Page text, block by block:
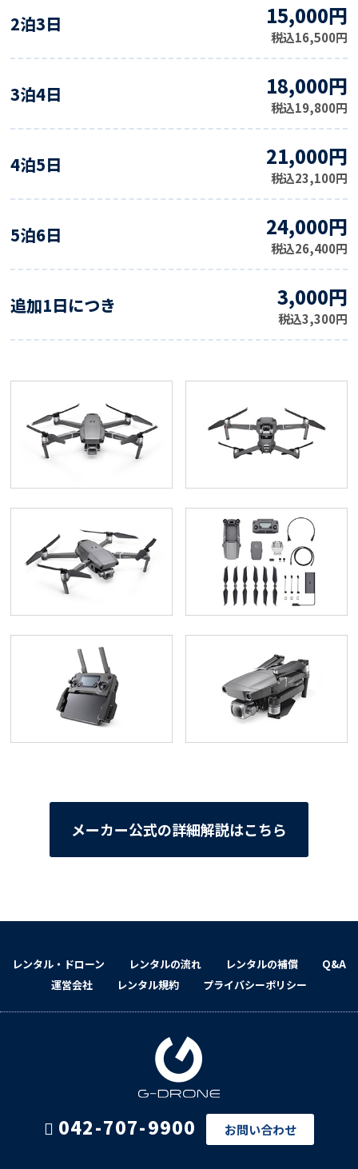
2泊3日 15,000円
税込16,500円
3泊4日 18,000円
税込19,800円
4泊5日 21,000円
税込23,100円
5泊6日 24,000円
税込26,400円
追加1日につき 3,000円
税込3,300円
メーカー公式の詳細解説はこちら
レンタル・ドローン レンタルの流れ レンタルの補償
Q&A
運営会社
レンタル規約 プライバシーポリシー
042-707-9900 お問い合わせ